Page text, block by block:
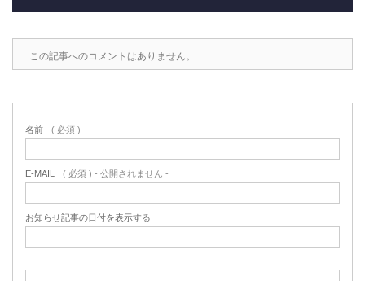
この記事へのコメントはありません。
名前 ( 必須 )
E-MAIL ( 必須 ) - 公開されません -
お知らせ記事の日付を表示する